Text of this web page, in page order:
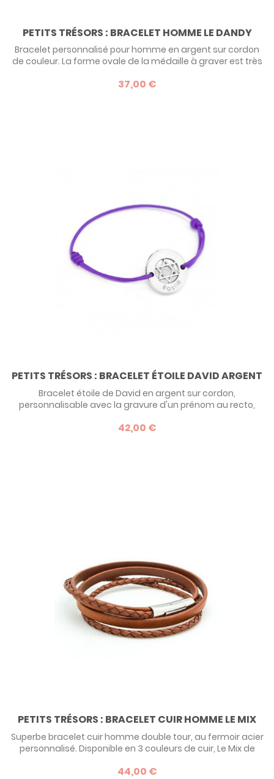
PETITS TRÉSORS : BRACELET HOMME LE DANDY
Bracelet personnalisé pour homme en argent sur cordon
de couleur. La forme ovale de la médaille à graver est très
pour un papa ou pour son amoureux !
37,00 €
PETITS TRÉSORS : BRACELET ÉTOILE DAVID ARGENT
Bracelet étoile de David en argent sur cordon,
personnalisable avec la gravure d'un prénom au recto,
idée de cadeau pour une Bar Mitzvah.
42,00 €
PETITS TRÉSORS : BRACELET CUIR HOMME LE MIX
Superbe bracelet cuir homme double tour, au fermoir acier
personnalisé. Disponible en 3 couleurs de cuir, Le Mix de
homme, à offrir pour la fête des pères ou son anniversaire.
44,00 €